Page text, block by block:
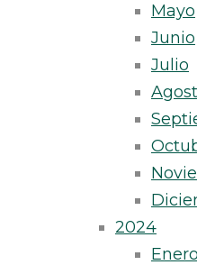
Mayo
Junio
Julio
2024
Enero